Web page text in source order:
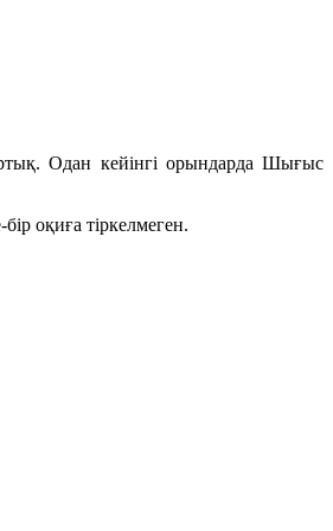
Одан кейінгі орындарда Шығыс
оқиға тіркелмеген.